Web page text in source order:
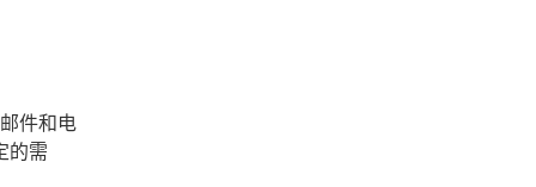
件和电
的需